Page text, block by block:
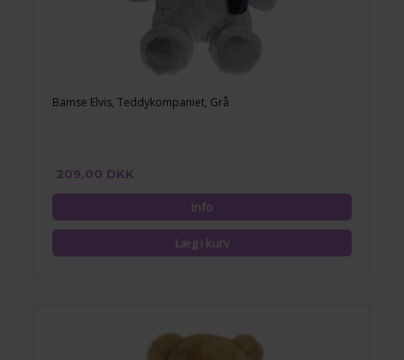
Bamse Elvis, Teddykompaniet, Grå
209,00 DKK